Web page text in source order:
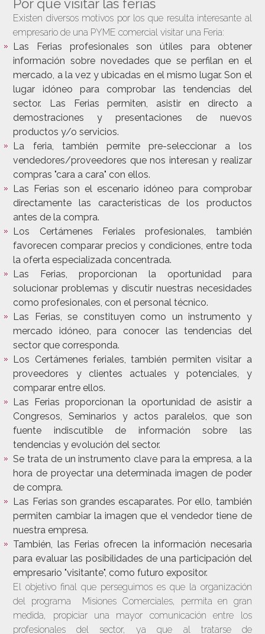
Por qué visitar las ferias
Existen diversos motivos por los que resulta interesante al
empresario de una PYME comercial visitar una Feria:
Las Ferias profesionales son útiles para obtener
información sobre novedades que se perfilan en el
mercado, a la vez y ubicadas en el mismo lugar. Son el
lugar idóneo para comprobar las tendencias del
sector. Las Ferias permiten, asistir en directo a
demostraciones y presentaciones de nuevos
productos y/o servicios.
La feria, también permite pre-seleccionar a los
vendedores/proveedores que nos interesan y realizar
compras "cara a cara" con ellos.
Las Ferias son el escenario idóneo para comprobar
directamente las características de los productos
antes de la compra.
Los Certámenes Feriales profesionales, también
favorecen comparar precios y condiciones, entre toda
la oferta especializada concentrada.
Las Ferias, proporcionan la oportunidad para
solucionar problemas y discutir nuestras necesidades
como profesionales, con el personal técnico.
Las Ferias, se constituyen como un instrumento y
mercado idóneo, para conocer las tendencias del
sector que corresponda.
Los Certámenes feriales, también permiten visitar a
proveedores y clientes actuales y potenciales, y
comparar entre ellos.
Las Ferias proporcionan la oportunidad de asistir a
Congresos, Seminarios y actos paralelos, que son
fuente indiscutible de información sobre las
tendencias y evolución del sector.
Se trata de un instrumento clave para la empresa, a la
hora de proyectar una determinada imagen de poder
de compra.
Las Ferias son grandes escaparates. Por ello, también
permiten cambiar la imagen que el vendedor tiene de
nuestra empresa.
También, las Ferias ofrecen la información necesaria
para evaluar las posibilidades de una participación del
empresario "visitante", como futuro expositor.
El objetivo final que perseguimos es que la organización
del programa Misiones Comerciales, permita en gran
medida, propiciar una mayor comunicación entre los
profesionales del sector, ya que al tratarse de